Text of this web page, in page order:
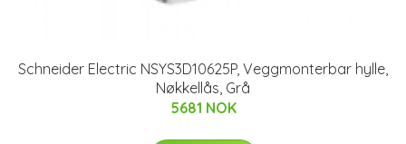
Schneider Electric NSYS3D10625P, Veggmonterbar hylle,
Nøkkellås, Grå
5681 NOK